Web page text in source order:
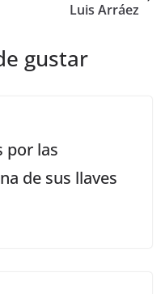
Luis Arráez
gustar
por las
de sus llaves